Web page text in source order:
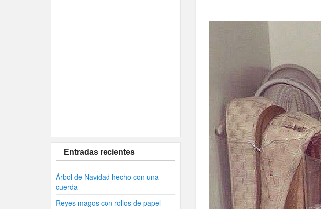
Entradas recientes
Árbol de Navidad hecho con una
cuerda
Reyes magos con rollos de papel